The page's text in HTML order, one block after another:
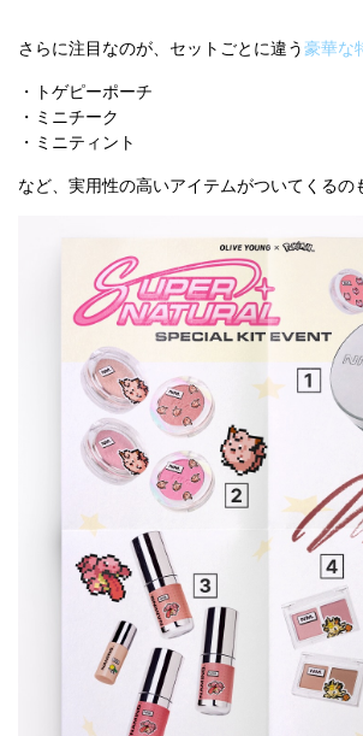
さらに注目なのが、セットごとに違う豪華な
・トゲピーポーチ
・ミニチーク
・ミニティント
など、実用性の高いアイテムがついてくるの